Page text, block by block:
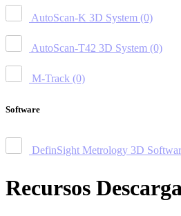
AutoScan-K 3D System (0)
AutoScan-T42 3D System (0)
M-Track (0)
Software
DefinSight Metrology 3D
Recursos